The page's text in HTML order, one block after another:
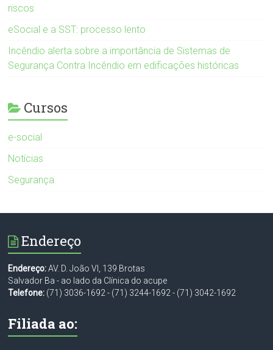
riscos
eSocial e a SST: processo lento
Incêndio alerta sobre a importância de Sistemas de
Segurança Contra Incêndio em edificações históricas
Cursos
e-social
Notícias
Segurança
Endereço
Endereço:AV. D. João VI, 139 Brotas
Salvador Ba - ao lado da Clínica do acupe
Telefone: (71) 3036-1692- (71) 3244-1692- (71) 3042-1692
Filiada ao: